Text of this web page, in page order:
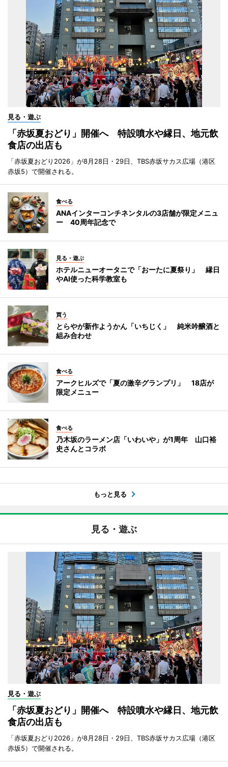
見る・遊ぶ
「赤坂夏おどり」開催へ 特設噴水や縁日、地元飲
食店の出店も
「赤坂夏おどり2026」が8月28日・29日、TBS赤坂サカス広場（港区
赤坂5）で開催される。
食べる
ANAインターコンチネンタルの3店舗が限定メニュ
ー 40周年記念で
見る・遊ぶ
ホテルニューオータニで「おーたに夏祭り」 縁日
やAI使った科学教室も
買う
とらやが新作ようかん「いちじく」 純米吟醸酒と
組み合わせ
食べる
アークヒルズで「夏の激辛グランプリ」 18店が
限定メニュー
食べる
乃木坂のラーメン店「いわいや」が1周年 山口裕
史さんとコラボ
もっと見る
見る・遊ぶ
見る・遊ぶ
「赤坂夏おどり」開催へ 特設噴水や縁日、地元飲
食店の出店も
「赤坂夏おどり2026」が8月28日・29日、TBS赤坂サカス広場（港区
赤坂5）で開催される。